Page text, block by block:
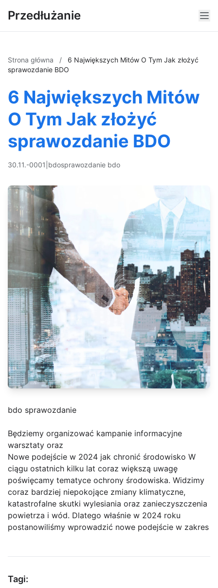
Przedłużanie
Strona główna /
6 Największych Mitów O Tym Jak złożyć
sprawozdanie BDO
6 Największych Mitów
O Tym Jak złożyć
sprawozdanie BDO
30.11.-0001 bdosprawozdanie bdo
bdo sprawozdanie
Będziemy organizować kampanie informacyjne
warsztaty oraz
Nowe podejście w 2024 jak chronić środowisko W
ciągu ostatnich kilku lat coraz większą uwagę
poświęcamy tematyce ochrony środowiska. Widzimy
coraz bardziej niepokojące zmiany klimatyczne,
katastrofalne skutki wylesiania oraz zanieczyszczenia
powietrza i wód. Dlatego właśnie w 2024 roku
postanowiliśmy wprowadzić nowe podejście w zakres
Tagi: